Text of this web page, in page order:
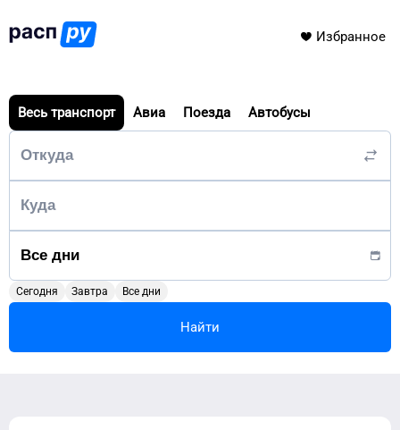
Избранное
Весь транспорт Авиа Поезда Автобусы
Сегодня Завтра Все дни
Найти